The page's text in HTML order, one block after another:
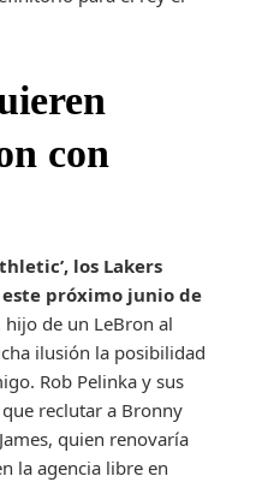
con
los Lakers
próximo junio de
hijo de un LeBron al
ilusión la posibilidad
Rob Pelinka y sus
reclutar a Bronny
quien renovaría
la agencia libre en